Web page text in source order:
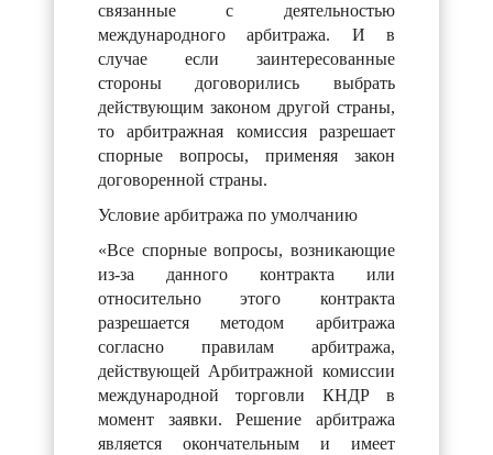
связанные с деятельностью
международного арбитража. И в
случае если заинтересованные
стороны договорились выбрать
действующим законом другой страны,
то арбитражная комиссия разрешает
спорные вопросы, применяя закон
договоренной страны.
Условие арбитража по умолчанию
«Все спорные вопросы, возникающие
из-за данного контракта или
относительно этого контракта
разрешается методом арбитража
согласно правилам арбитража,
действующей Арбитражной комиссии
международной торговли КНДР в
момент заявки. Решение арбитража
является окончательным и имеет